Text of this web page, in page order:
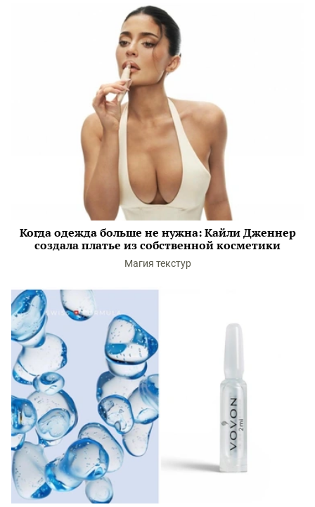
Когда одежда больше не нужна: Кайли Дженнер
создала платье из собственной косметики
Магия текстур